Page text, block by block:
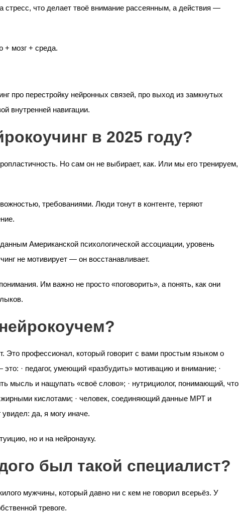
стресс, что делает твоё внимание рассеянным, а действия —
+ мозг + среда.
про перестройку нейронных связей, про выход из замкнутых
внутренней навигации.
в 2025 году?
Но сам он не выбирает, как. Или мы его тренируем,
требованиями. Люди тонут в контенте, теряют
Американской психологической ассоциации, уровень
не мотивирует — он восстанавливает.
Им важно не просто «поговорить», а понять, как они
Это профессионал, который говорит с вами простым языком о
· педагог, умеющий «разбудить» мотивацию и внимание; ·
мысль и нащупать «своё слово»; · нутрициолог, понимающий, что
жирными кислотами; · человек, соединяющий данные МРТ и
да, я могу иначе.
но и на нейронауку.
был такой специалист?
мужчины, который давно ни с кем не говорил всерьёз. У
тревоге.